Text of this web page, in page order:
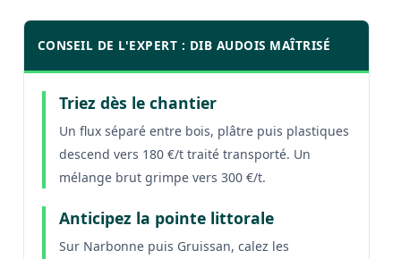
CONSEIL DE L'EXPERT : DIB AUDOIS MAÎTRISÉ
Triez dès le chantier
Un flux séparé entre bois, plâtre puis plastiques
descend vers 180 €/t traité transporté. Un
mélange brut grimpe vers 300 €/t.
Anticipez la pointe littorale
Sur Narbonne puis Gruissan, calez les